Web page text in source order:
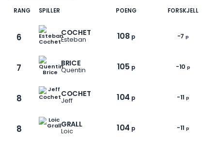
RANG SPILLER POENG FORSKJELL
6 COCHET
Esteban 108 p -7 p
7 BRICE
Quentin 105 p -10 p
8 COCHET
Jeff 104 p -11 p
8 GRALL
Loic 104 p -11 p